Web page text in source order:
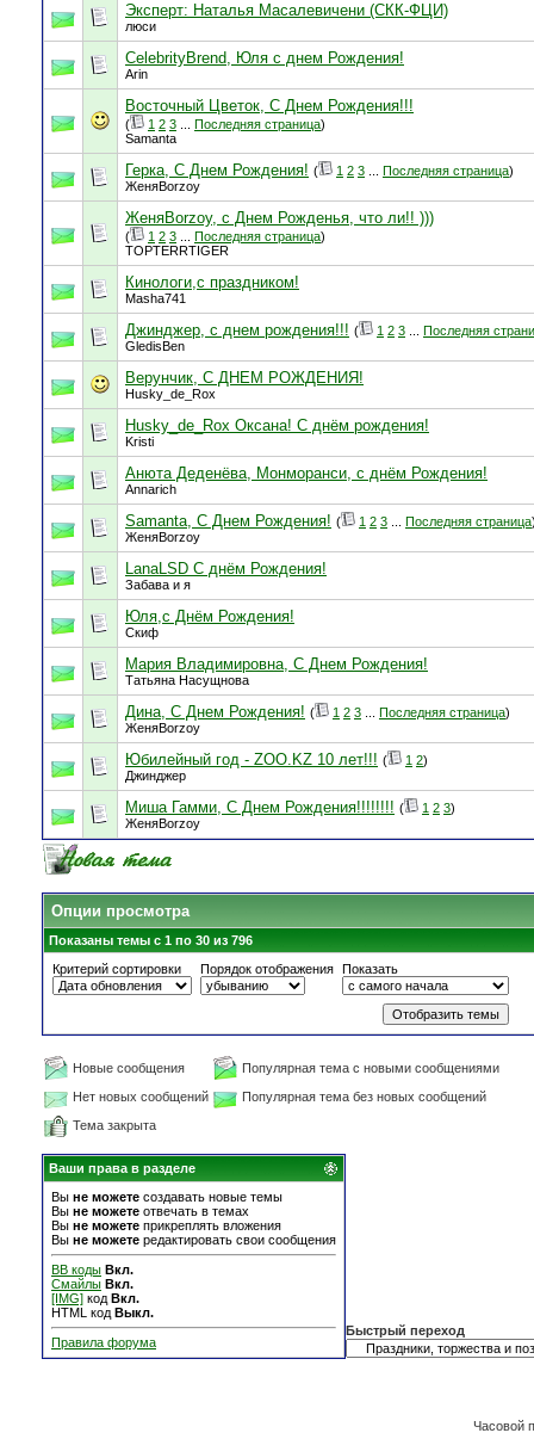
Эксперт: Наталья Масалевичени (СКК-ФЦИ)
люси
CelebrityBrend, Юля с днем Рождения!
Arin
Восточный Цветок, С Днем Рождения!!!
( 1 2 3 Последняя страница)
Samanta
Герка, С Днем Рождения! ( 1 2 3 Последняя страница)
ЖеняBorzoy
ЖеняBorzoy, с Днем Рожденья, что ли!! )))
( 1 2 3 Последняя страница)
TOPTERRTIGER
Кинологи,с праздником!
Masha741
Джинджер, с днем рождения!!! ( 1 2 3
Последняя
GledisBen
Верунчик, С ДНЕМ РОЖДЕНИЯ!
Husky_de_Rox
Husky_de_Rox Оксана! С днём рождения!
Kristi
Анюта Деденёва, Монморанси, с днём Рождения!
Annarich
Samanta, С Днем Рождения! ( 1 2 3 Последняя страница
ЖеняBorzoy
LanaLSD С днём Рождения!
Забава и я
Юля,с Днём Рождения!
Скиф
Мария Владимировна, С Днем Рождения!
Татьяна Насущнова
Дина, С Днем Рождения! ( 1 2 3 Последняя страница)
ЖеняBorzoy
Юбилейный год - ZOO.KZ 10 лет!!! ( 1 2)
Джинджер
Миша Гамми, С Днем Рождения!!!!!!!! ( 1 2 3)
ЖеняBorzoy
Опции просмотра
Показаны темы с 1 по 30 из 796
Критерий сортировки
Порядок отображения Показать
Новые сообщения
Популярная тема с новыми сообщениями
Нет новых сообщений
Популярная тема без новых сообщений
Тема закрыта
Ваши права в разделе
Вы не можете создавать новые темы
Вы не можете отвечать в темах
Вы не можете прикреплять вложения
Вы не можете редактировать свои сообщения
BB коды Вкл.
Смайлы Вкл.
[IMG] код Вкл.
HTML код Выкл.
Правила форума
Быстрый переход
Часовой